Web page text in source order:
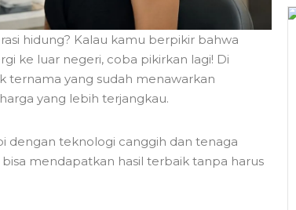
hidung? Kalau kamu berpikir bahwa
ke luar negeri, coba pikirkan lagi! Di
ternama yang sudah menawarkan
yang lebih terjangkau.
dengan teknologi canggih dan tenaga
mendapatkan hasil terbaik tanpa harus